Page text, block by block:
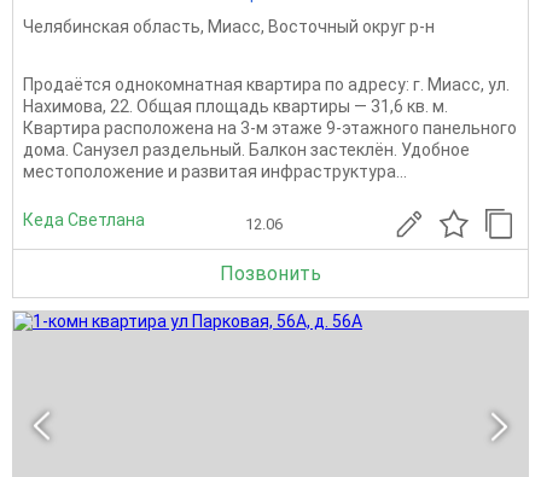
Челябинская область, Миасс, Восточный округ р-н
Продаётся однокомнатная квартира по адресу: г. Миасс, ул.
Нахимова, 22. Общая площадь квартиры — 31,6 кв. м.
Квартира расположена на 3-м этаже 9-этажного панельного
дома. Санузел раздельный. Балкон застеклён. Удобное
местоположение и развитая инфраструктура...
Кеда Светлана 12.06
Позвонить